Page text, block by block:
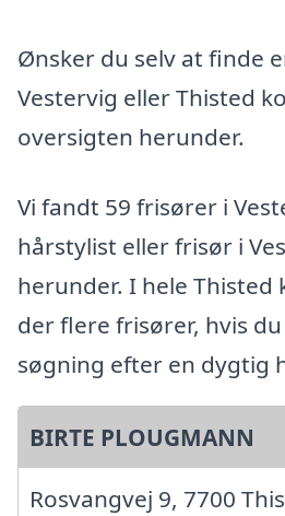
Ønsker du selv at finde
Vestervig eller Thisted
oversigten herunder.
Vi fandt 59 frisører i
hårstylist eller frisør i
herunder. I hele Thisted
der flere frisører, hvis
søgning efter en dygtig
BIRTE PLOUGMANN
Rosvangvej 9, 7700